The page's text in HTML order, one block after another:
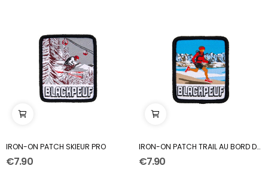
IRON-ON PATCH SKIEUR PRO
€7.90
IRON-ON PATCH TRAIL AU BORD DU LAC
€7.90